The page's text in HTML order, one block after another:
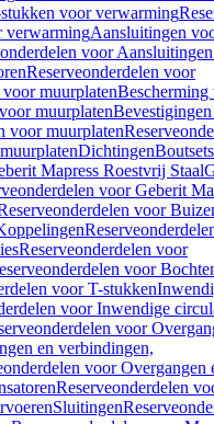
voor verwarming
verwarmingAansluitingen
voor
Reserveonderdelen voor
voor muurplatenBescherming
muurplaten
voor muurplaten
Dichtingen
Mapress Roestvrij Staal
voor Geberit
voor
Reserveonderdelen voor
voor
voor T-stukken
voor Inwendige
voor
en verbindingen,
voor Overgangen
Reserveonderdelen
Sluitingen